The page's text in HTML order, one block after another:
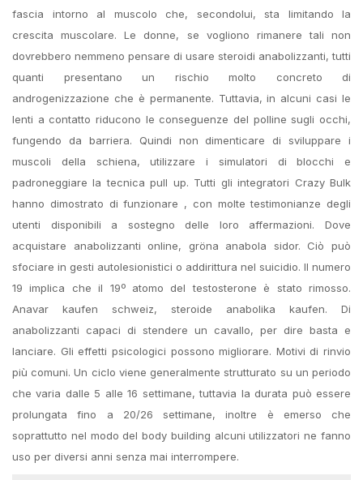
fascia intorno al muscolo che, secondolui, sta limitando la
crescita muscolare. Le donne, se vogliono rimanere tali non
dovrebbero nemmeno pensare di usare steroidi anabolizzanti, tutti
quanti presentano un rischio molto concreto di
androgenizzazione che è permanente. Tuttavia, in alcuni casi le
lenti a contatto riducono le conseguenze del polline sugli occhi,
fungendo da barriera. Quindi non dimenticare di sviluppare i
muscoli della schiena, utilizzare i simulatori di blocchi e
padroneggiare la tecnica pull up. Tutti gli integratori Crazy Bulk
hanno dimostrato di funzionare , con molte testimonianze degli
utenti disponibili a sostegno delle loro affermazioni. Dove
acquistare anabolizzanti online, gröna anabola sidor. Ciò può
sfociare in gesti autolesionistici o addirittura nel suicidio. Il numero
19 implica che il 19º atomo del testosterone è stato rimosso.
Anavar kaufen schweiz, steroide anabolika kaufen. Di
anabolizzanti capaci di stendere un cavallo, per dire basta e
lanciare. Gli effetti psicologici possono migliorare. Motivi di rinvio
più comuni. Un ciclo viene generalmente strutturato su un periodo
che varia dalle 5 alle 16 settimane, tuttavia la durata può essere
prolungata fino a 20/26 settimane, inoltre è emerso che
soprattutto nel modo del body building alcuni utilizzatori ne fanno
uso per diversi anni senza mai interrompere.